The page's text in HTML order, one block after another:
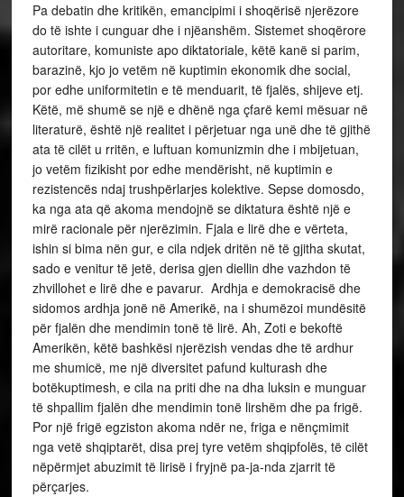
Pa debatin dhe kritikën, emancipimi i shoqërisë njerëzore
do të ishte i cunguar dhe i njëanshëm. Sistemet shoqërore
autoritare, komuniste apo diktatoriale, këtë kanë si parim,
barazinë, kjo jo vetëm në kuptimin ekonomik dhe social,
por edhe uniformitetin e të menduarit, të fjalës, shijeve etj.
Këtë, më shumë se një e dhënë nga çfarë kemi mësuar në
literaturë, është një realitet i përjetuar nga unë dhe të gjithë
ata të cilët u rritën, e luftuan komunizmin dhe i mbijetuan,
jo vetëm fizikisht por edhe mendërisht, në kuptimin e
rezistencës ndaj trushpërlarjes kolektive. Sepse domosdo,
ka nga ata që akoma mendojnë se diktatura është një e
mirë racionale për njerëzimin. Fjala e lirë dhe e vërteta,
ishin si bima nën gur, e cila ndjek dritën në të gjitha skutat,
sado e venitur të jetë, derisa gjen diellin dhe vazhdon të
zhvillohet e lirë dhe e pavarur. Ardhja e demokracisë dhe
sidomos ardhja jonë në Amerikë, na i shumëzoi mundësitë
për fjalën dhe mendimin tonë të lirë. Ah, Zoti e bekoftë
Amerikën, këtë bashkësi njerëzish vendas dhe të ardhur
me shumicë, me një diversitet pafund kulturash dhe
botëkuptimesh, e cila na priti dhe na dha luksin e munguar
të shpallim fjalën dhe mendimin tonë lirshëm dhe pa frigë.
Por një frigë egziston akoma ndër ne, friga e nënçmimit
nga vetë shqiptarët, disa prej tyre vetëm shqipfolës, të cilët
nëpërmjet abuzimit të lirisë i fryjnë pa-ja-nda zjarrit të
përçarjes.